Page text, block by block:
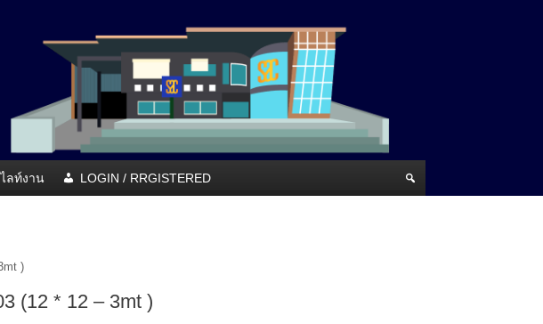
ลท์งาน LOGIN / RRGISTERED
)
(12 * 12 – 3mt )